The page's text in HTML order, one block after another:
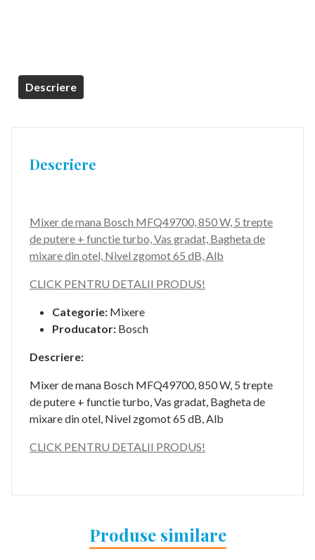
Descriere
Descriere
Mixer de mana Bosch MFQ49700, 850 W, 5 trepte
de putere + functie turbo, Vas gradat, Bagheta de
mixare din otel, Nivel zgomot 65 dB, Alb
CLICK PENTRU DETALII PRODUS!
Categorie: Mixere
Producator: Bosch
Descriere:
Mixer de mana Bosch MFQ49700, 850 W, 5 trepte
de putere + functie turbo, Vas gradat, Bagheta de
mixare din otel, Nivel zgomot 65 dB, Alb
CLICK PENTRU DETALII PRODUS!
Produse similare